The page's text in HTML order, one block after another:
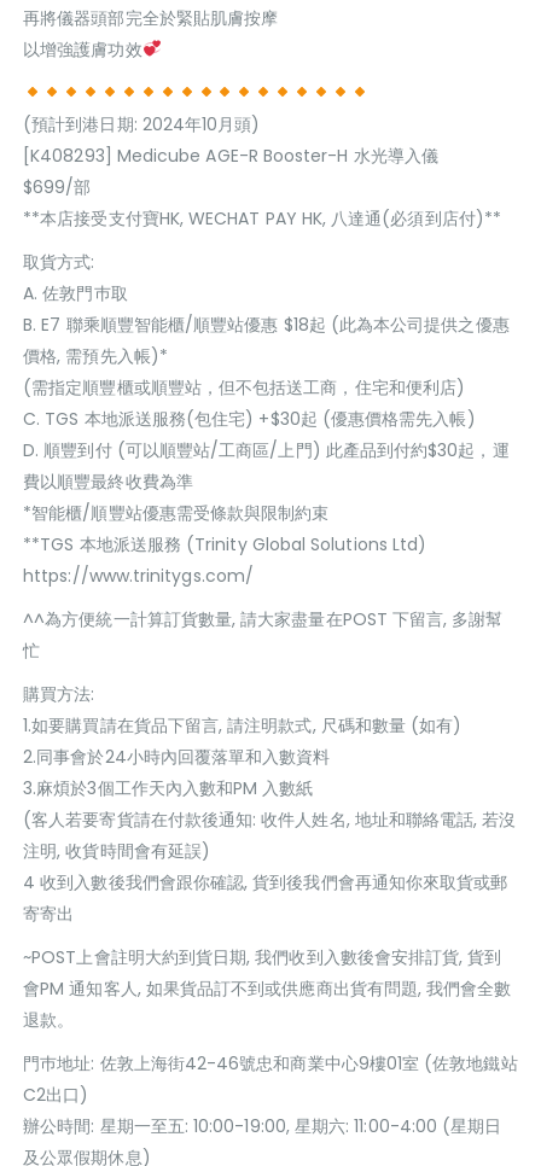
再將儀器頭部完全於緊貼肌膚按摩
以增強護膚功效
(預計到港日期: 2024年10月頭)
[K408293] Medicube AGE-R Booster-H 水光導入儀
$699/部
**本店接受支付寶HK, WECHAT PAY HK, 八達通(必須到店付)**
取貨方式:
A. 佐敦門巿取
B. E7 聯乘順豐智能櫃/順豐站優惠 $18起 (此為本公司提供之優惠
價格, 需預先入帳)*
(需指定順豐櫃或順豐站，但不包括送工商，住宅和便利店)
C. TGS 本地派送服務(包住宅) +$30起 (優惠價格需先入帳)
D. 順豐到付 (可以順豐站/工商區/上門) 此產品到付約$30起，運
費以順豐最終收費為準
*智能櫃/順豐站優惠需受條款與限制約束
**TGS 本地派送服務 (Trinity Global Solutions Ltd)
https://www.trinitygs.com/
^^為方便統一計算訂貨數量, 請大家盡量在POST 下留言, 多謝幫
忙
購買方法:
1.如要購買請在貨品下留言, 請注明款式, 尺碼和數量 (如有)
2.同事會於24小時內回覆落單和入數資料
3.麻煩於3個工作天內入數和PM 入數紙
(客人若要寄貨請在付款後通知: 收件人姓名, 地址和聯絡電話, 若沒
注明, 收貨時間會有延誤)
4 收到入數後我們會跟你確認, 貨到後我們會再通知你來取貨或郵
寄寄出
~POST上會註明大約到貨日期, 我們收到入數後會安排訂貨, 貨到
會PM 通知客人, 如果貨品訂不到或供應商出貨有問題, 我們會全數
退款。
門巿地址: 佐敦上海街42-46號忠和商業中心9樓01室 (佐敦地鐵站
C2出口)
辦公時間: 星期一至五: 10:00-19:00, 星期六: 11:00-4:00 (星期日
及公眾假期休息)